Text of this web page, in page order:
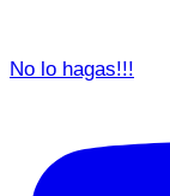
No lo hagas!!!